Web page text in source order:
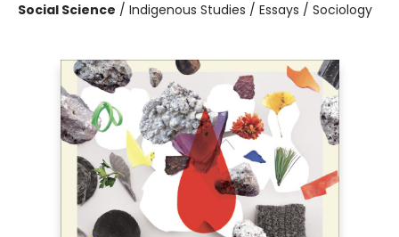
Social Science / Indigenous Studies / Essays / Sociology